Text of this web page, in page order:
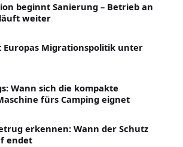
beginnt Sanierung – Betrieb an
weiter
Europas Migrationspolitik unter
Wann sich die kompakte
fürs Camping eignet
erkennen: Wann der Schutz
endet